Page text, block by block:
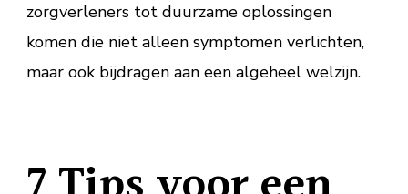
zorgverleners tot duurzame oplossingen
komen die niet alleen symptomen verlichten,
maar ook bijdragen aan een algeheel welzijn.